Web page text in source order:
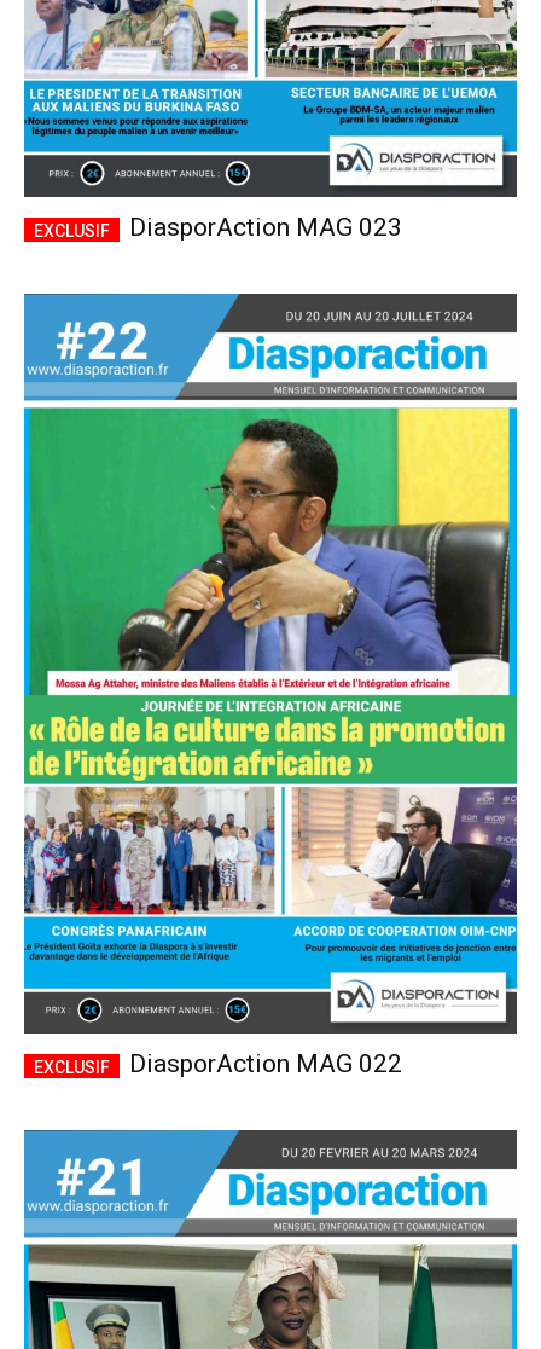
DiasporAction MAG 023
DiasporAction MAG 022